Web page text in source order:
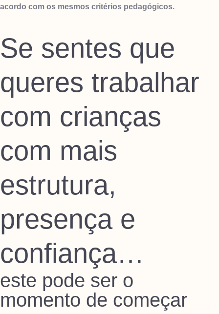
acordo com os mesmos critérios pedagógicos.
Se sentes que
queres trabalhar
com crianças
com mais
estrutura,
presença e
confiança…
este pode ser o
momento de começar